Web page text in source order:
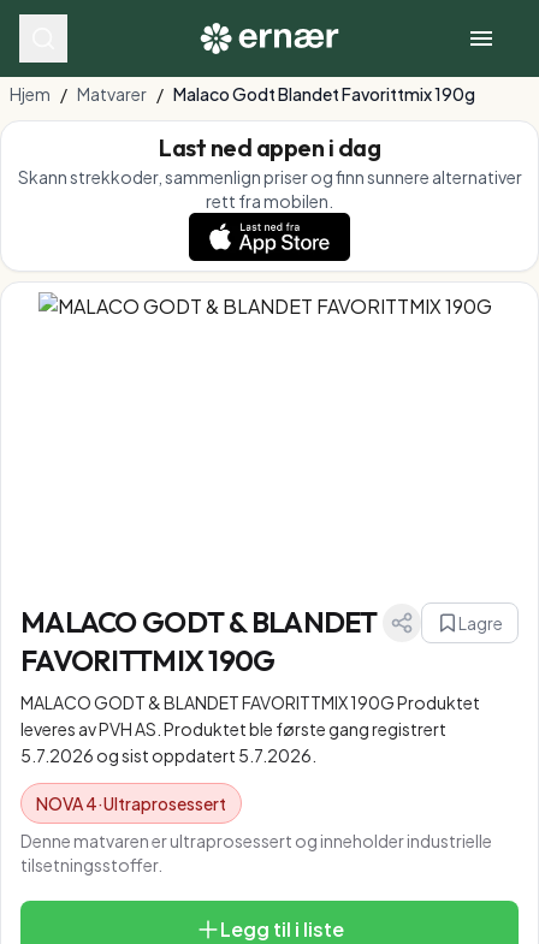
Hjem / Matvarer / Malaco Godt Blandet Favorittmix 190g
Last ned appen i dag
Skann strekkoder, sammenlign priser og finn sunnere alternativer
rett fra mobilen.
MALACO GODT & BLANDET
FAVORITTMIX 190G
Lagre
MALACO GODT & BLANDET FAVORITTMIX 190G Produktet
leveres av PVH AS. Produktet ble første gang registrert
5.7.2026 og sist oppdatert 5.7.2026.
NOVA4·Ultraprosessert
Denne matvaren er ultraprosessert og inneholder industrielle
tilsetningsstoffer.
Legg til i liste